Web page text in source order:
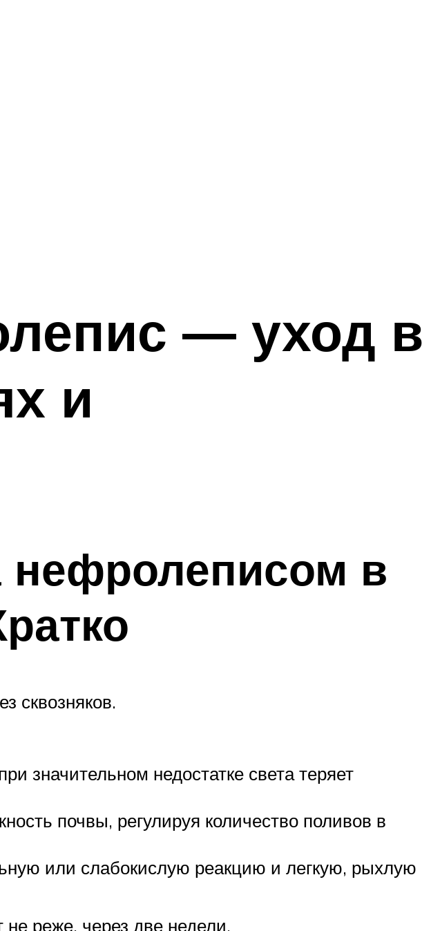
— уход в
и
нефролеписом в
сквозняков.
значительном недостатке света теряет
почвы, регулируя количество поливов в
или слабокислую реакцию и легкую, рыхлую
реже, через две недели.